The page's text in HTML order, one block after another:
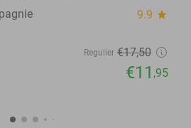
9.9 star
Regulier €17,50
€11 ,95